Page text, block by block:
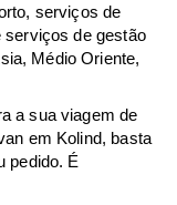
serviços de
serviços de gestão
Médio Oriente,
a sua viagem de
em Kolind, basta
pedido. É